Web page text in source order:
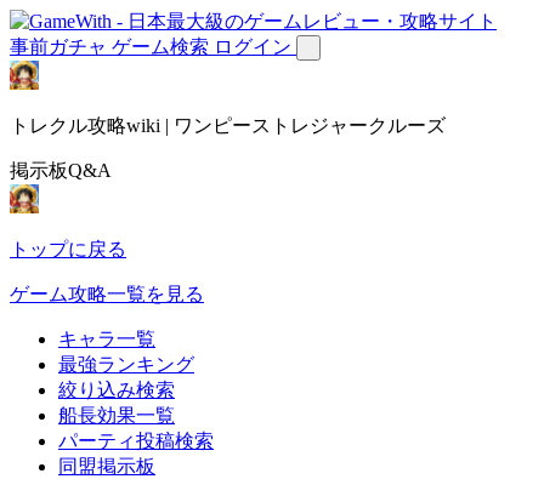
事前ガチャ ゲーム検索 ログイン
トレクル攻略wiki | ワンピーストレジャークルーズ
掲示板Q&A
トップに戻る
ゲーム攻略一覧を見る
キャラ一覧
最強ランキング
絞り込み検索
船長効果一覧
パーティ投稿検索
同盟掲示板